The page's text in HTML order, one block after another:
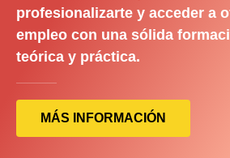
profesionalizarte y acceder a
empleo con una sólida
teórica y práctica.
MÁS INFORMACIÓN